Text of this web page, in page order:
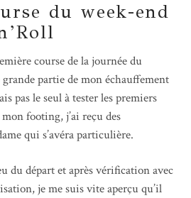
du week-end
course de la journée du
partie de mon échauffement
pas le seul à tester les premiers
footing, j’ai reçu des
qui s’avéra particulière.
du départ et après vérification avec
je me suis vite aperçu qu’il